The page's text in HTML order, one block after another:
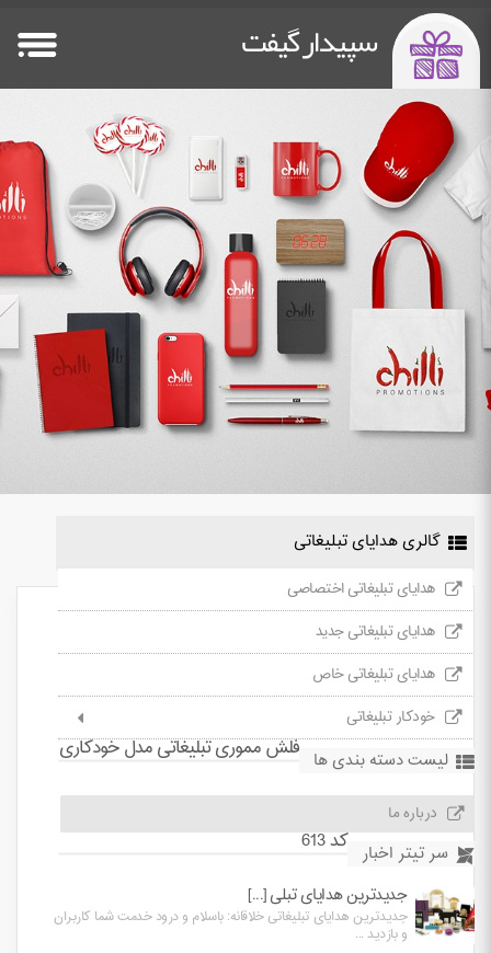
سپیدار گیفت
صفحه اصلی
HomePage
Flash Memory
پاوربانک تبلیغاتی
Power Bank
سایر هدایا
Other Gifts
خدمات چاپ
Printing
دستگاه چاپ فلت بد
Flatbed Printer
درباره ما
about us
تماس باما
Contact Us
گالری هدایای تبلیغاتی
هدایای تبلیغاتی اختصاصی
هدایای تبلیغاتی جدید
هدایای تبلیغاتی خاص
خودکار تبلیغاتی
لیست دسته بندی ها
درباره ما
سر تیتر اخبار
جدیدترین هدایای تبلی [...]
جدیدترین هدایای تبلیغاتی خلاقانه: باسلام و درود خدمت شما کاربران
و بازدید ...
فلش مموری تبلیغاتی مدل خودکاری
کد 613